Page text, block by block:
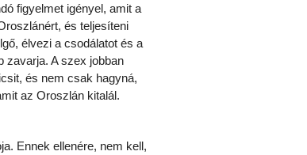
figyelmet igényel, amit a
és teljesíteni
élvezi a csodálatot és a
zavarja. A szex jobban
és nem csak hagyná,
az Oroszlán kitalál.
Ennek ellenére, nem kell,